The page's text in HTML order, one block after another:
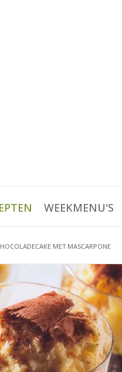
WEEKMENU'S
MET MASCARPONE